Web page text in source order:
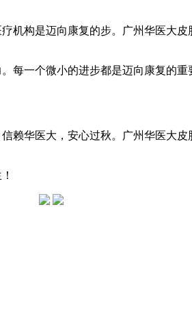
机构是迈向康复的步。广州华医大
每一个微小的进步都是迈向康复的
赖华医大，安心过秋。广州华医大